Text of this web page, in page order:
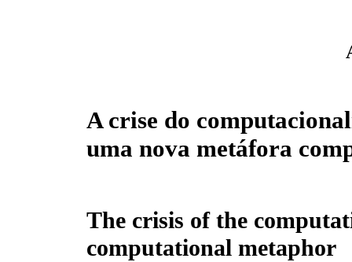
A crise do
uma nova metáfora
The crisis of the
computational metaphor